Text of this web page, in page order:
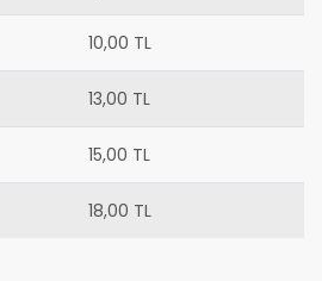
10,00 TL
13,00 TL
15,00 TL
18,00 TL